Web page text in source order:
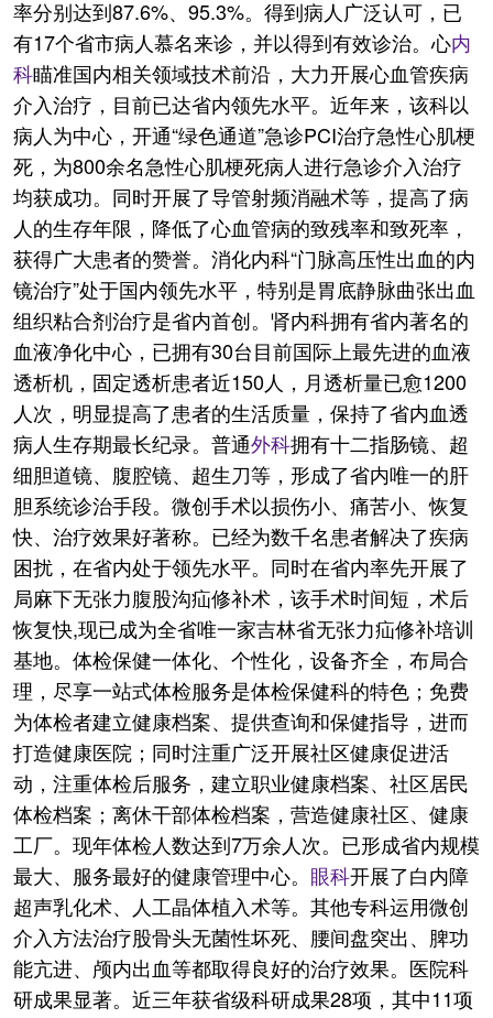
率分别达到87.6%、95.3%。得到病人广泛认可，已
有17个省市病人慕名来诊，并以得到有效诊治。心内
科瞄准国内相关领域技术前沿，大力开展心血管疾病
介入治疗，目前已达省内领先水平。近年来，该科以
病人为中心，开通“绿色通道”急诊PCI治疗急性心肌梗
死，为800余名急性心肌梗死病人进行急诊介入治疗
均获成功。同时开展了导管射频消融术等，提高了病
人的生存年限，降低了心血管病的致残率和致死率，
获得广大患者的赞誉。消化内科“门脉高压性出血的内
镜治疗”处于国内领先水平，特别是胃底静脉曲张出血
组织粘合剂治疗是省内首创。肾内科拥有省内著名的
血液净化中心，已拥有30台目前国际上最先进的血液
透析机，固定透析患者近150人，月透析量已愈1200
人次，明显提高了患者的生活质量，保持了省内血透
病人生存期最长纪录。普通外科拥有十二指肠镜、超
细胆道镜、腹腔镜、超生刀等，形成了省内唯一的肝
胆系统诊治手段。微创手术以损伤小、痛苦小、恢复
快、治疗效果好著称。已经为数千名患者解决了疾病
困扰，在省内处于领先水平。同时在省内率先开展了
局麻下无张力腹股沟疝修补术，该手术时间短，术后
恢复快,现已成为全省唯一家吉林省无张力疝修补培训
基地。体检保健一体化、个性化，设备齐全，布局合
理，尽享一站式体检服务是体检保健科的特色；免费
为体检者建立健康档案、提供查询和保健指导，进而
打造健康医院；同时注重广泛开展社区健康促进活
动，注重体检后服务，建立职业健康档案、社区居民
体检档案；离休干部体检档案，营造健康社区、健康
工厂。现年体检人数达到7万余人次。已形成省内规模
最大、服务最好的健康管理中心。 眼科开展了白内障
超声乳化术、人工晶体植入术等。其他专科运用微创
介入方法治疗股骨头无菌性坏死、腰间盘突出、脾功
能亢进、颅内出血等都取得良好的治疗效果。医院科
研成果显著。近三年获省级科研成果28项，其中11项